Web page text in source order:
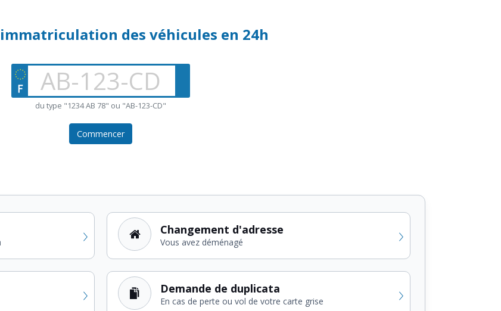
des véhicules en 24h
du type "1234 AB 78" ou "AB-123-CD"
Commencer
Changement d'adresse
Vous avez déménagé
Demande de duplicata
En cas de perte ou vol de votre carte grise